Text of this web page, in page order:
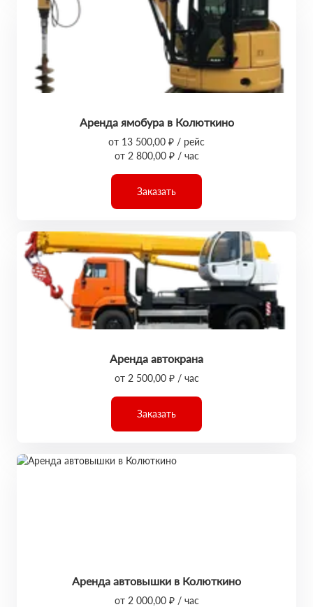
Аренда ямобура в Колюткино
от 13 500,00 ₽ / рейс
от 2 800,00 ₽ / час
Заказать
Аренда автокрана
от 2 500,00 ₽ / час
Заказать
Аренда автовышки в Колюткино
от 2 000,00 ₽ / час